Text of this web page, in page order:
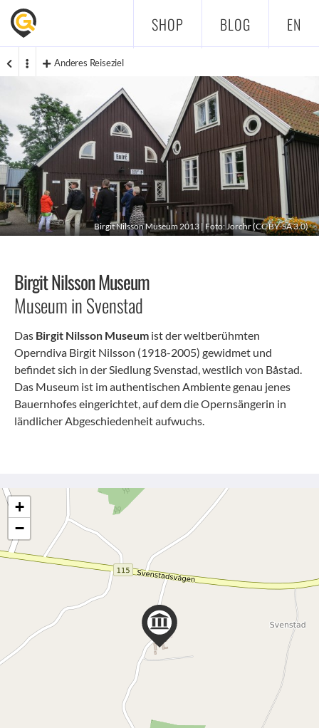
SHOP BLOG EN
Anderes Reiseziel
Birgit Nilsson Museum 2013 | Foto:Jorchr(CC BY-SA 3.0)
Birgit Nilsson Museum
Museum in Svenstad
Das Birgit Nilsson Museum ist der weltberühmten
Operndiva Birgit Nilsson (1918-2005) gewidmet und
befindet sich in der Siedlung Svenstad, westlich von Båstad.
Das Museum ist im authentischen Ambiente genau jenes
Bauernhofes eingerichtet, auf dem die Opernsängerin in
ländlicher Abgeschiedenheit aufwuchs.
+
−